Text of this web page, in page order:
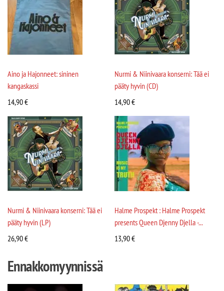
Aino ja Hajonneet: sininen
kangaskassi
14,90€
Nurmi & Niinivaara konserni: Tää ei
pääty hyvin (CD)
14,90€
Nurmi & Niinivaara konserni: Tää ei
pääty hyvin (LP)
26,90€
Halme Prospekt : Halme Prospekt
presents Queen Djenny Djella -...
13,90€
Ennakkomyynnissä